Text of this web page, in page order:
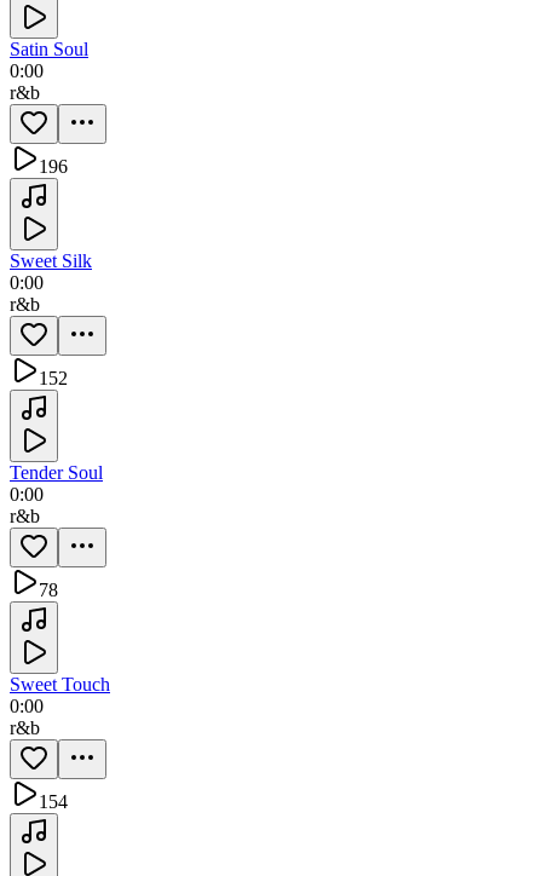
Satin Soul
0:00
r&b
196
Sweet Silk
0:00
r&b
152
Tender Soul
0:00
r&b
78
Sweet Touch
0:00
r&b
154